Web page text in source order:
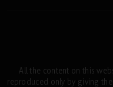
All the content on this
reproduced only by giving